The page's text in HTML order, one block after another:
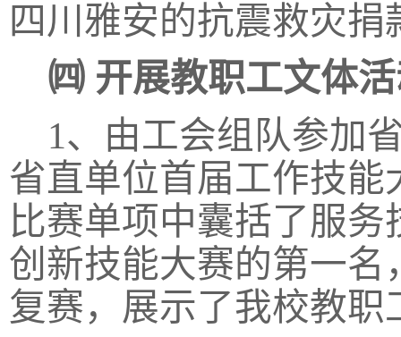
四川雅安的抗震救灾
㈣ 开展教职工文体
1、由工会组队参加
省直单位首届工作技
比赛单项中囊括了服
创新技能大赛的第一
复赛，展示了我校教